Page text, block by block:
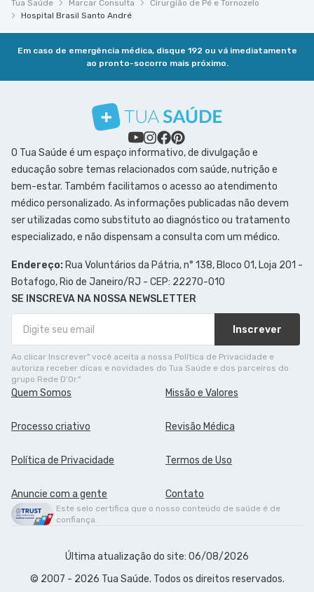
Tua Saúde Marcar Consulta
Cirurgião de Pé e Tornozelo
Hospital Brasil Santo André
Em caso de emergência médica, disque 192 ou vá imediatamente
ao pronto-socorro mais próximo.
O Tua Saúde é um espaço informativo, de divulgação e
educação sobre temas relacionados com saúde, nutrição e
bem-estar. Também facilitamos o acesso ao atendimento
médico personalizado. As informações publicadas não devem
ser utilizadas como substituto ao diagnóstico ou tratamento
especializado, e não dispensam a consulta com um médico.
Endereço: Rua Voluntários da Pátria, n° 138, Bloco 01, Loja 201 -
Botafogo, Rio de Janeiro/RJ - CEP: 22270-010
SE INSCREVA NA NOSSA NEWSLETTER
Inscrever
Ao clicar Inscrever" você aceita a nossa Política de Privacidade e
autoriza receber dicas e novidades do Tua Saúde e dos parceiros do
grupo Rede D'Or."
Quem Somos Missão e Valores
Processo criativo Revisão Médica
Política de Privacidade Termos de Uso
Anuncie com a gente Contato
Este selo certifica que o nosso conteúdo de saúde é de
confiança.
Última atualização do site: 06/08/2026
© 2007 - 2026 Tua Saúde. Todos os direitos reservados.